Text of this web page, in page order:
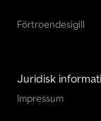
Förtroendesigill
Juridisk
Impressum